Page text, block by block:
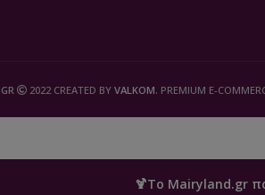
🍹Το Mairyland.gr
2022 CREATED BY VALKOM. PREMIUM E-